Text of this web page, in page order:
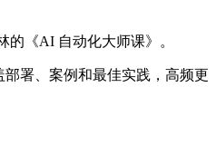
的《AI 自动化大师课》。
署、案例和最佳实践，高频更